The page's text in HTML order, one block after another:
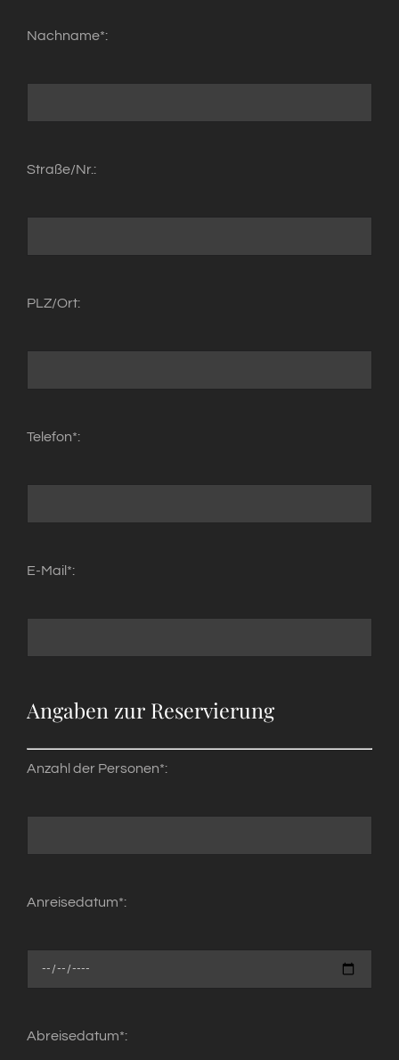
Nachname*:
Straße/Nr.:
PLZ/Ort:
Telefon*:
E-Mail*:
Angaben zur Reservierung
Anzahl der Personen*:
Anreisedatum*:
Abreisedatum*: